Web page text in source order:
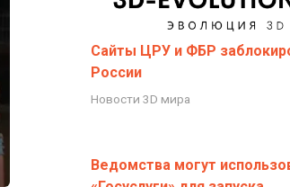
Сайты ЦРУ и ФБР
России
Новости 3D мира
Ведомства могут